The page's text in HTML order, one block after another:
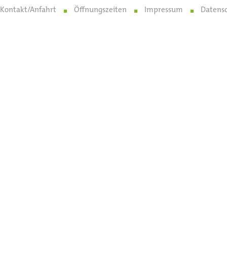
Kontakt/Anfahrt Öffnungszeiten Impressum